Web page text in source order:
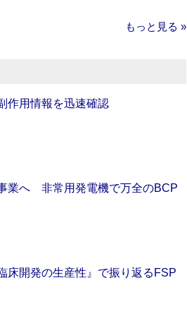
もっと見る »
作用情報を迅速確認
業へ 非常用発電機で万全のBCP
床開発の生産性』で振り返るFSP